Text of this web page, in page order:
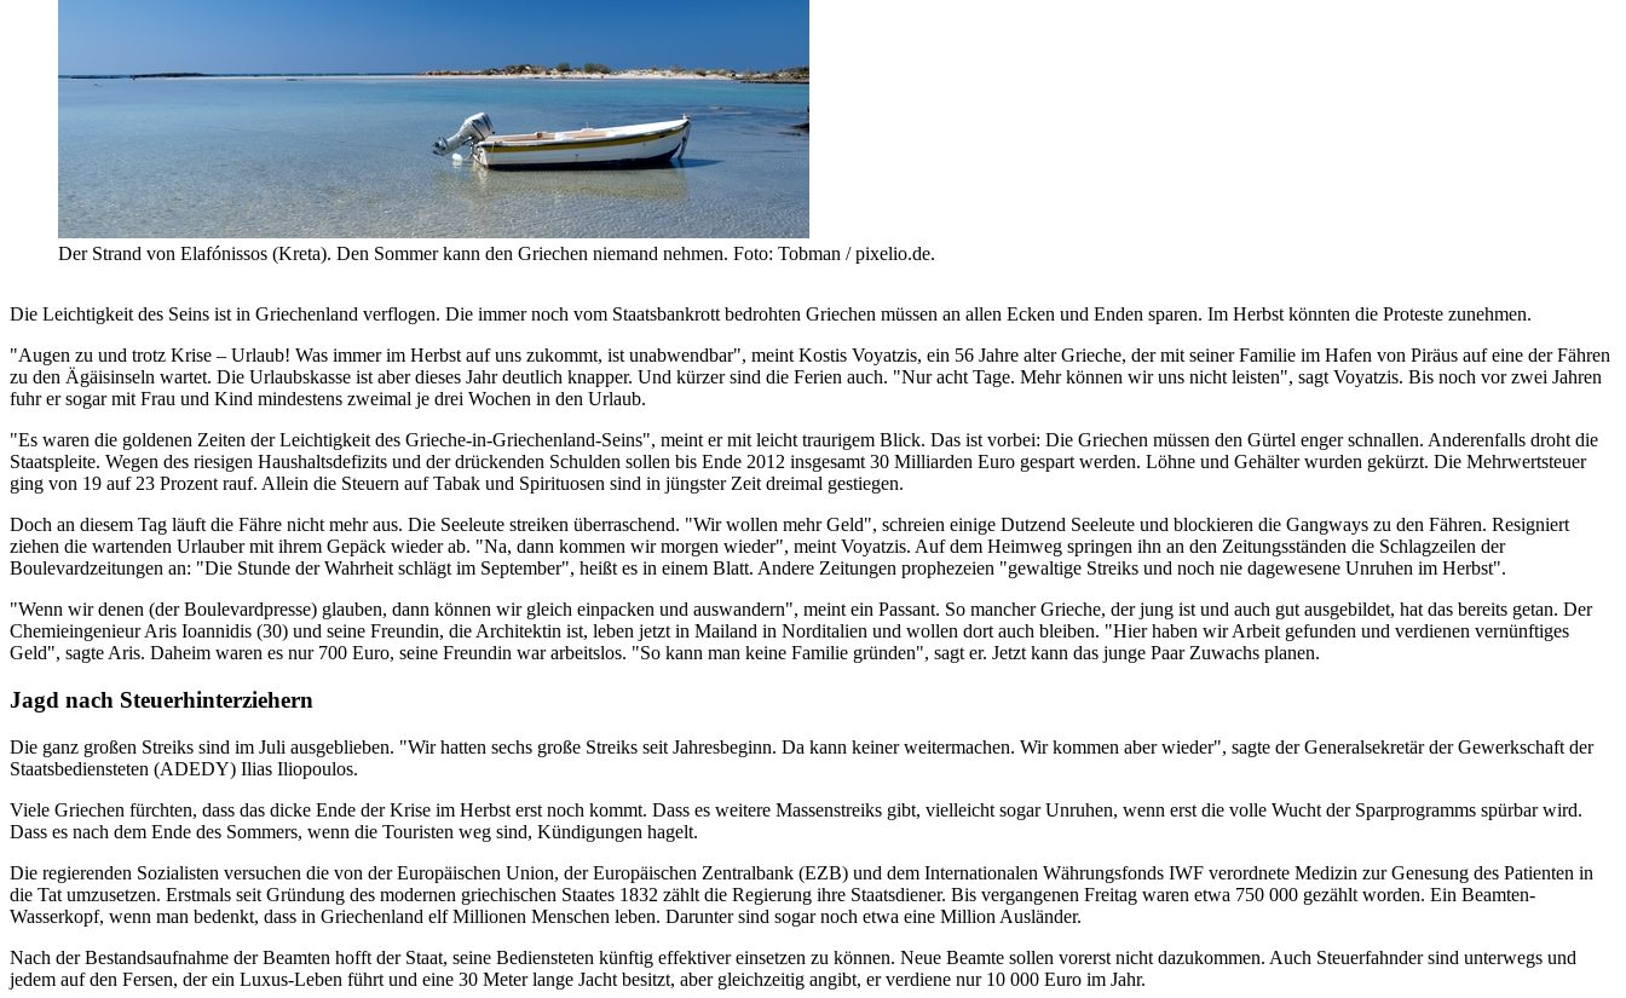
Der Strand von Elafónissos (Kreta). Den Sommer kann den Griechen niemand nehmen. Foto: Tobman / pixelio.de.
Die Leichtigkeit des Seins ist in Griechenland verflogen. Die immer noch vom Staatsbankrott bedrohten Griechen müssen an allen Ecken und Enden sparen. Im Herbst könnten die Proteste zunehmen.
"Augen zu und trotz Krise – Urlaub! Was immer im Herbst auf uns zukommt, ist unabwendbar", meint Kostis Voyatzis, ein 56 Jahre alter Grieche, der mit seiner Familie im Hafen von Piräus auf eine der Fähren
zu den Ägäisinseln wartet. Die Urlaubskasse ist aber dieses Jahr deutlich knapper. Und kürzer sind die Ferien auch. "Nur acht Tage. Mehr können wir uns nicht leisten", sagt Voyatzis. Bis noch vor zwei Jahren
fuhr er sogar mit Frau und Kind mindestens zweimal je drei Wochen in den Urlaub.
"Es waren die goldenen Zeiten der Leichtigkeit des Grieche-in-Griechenland-Seins", meint er mit leicht traurigem Blick. Das ist vorbei: Die Griechen müssen den Gürtel enger schnallen. Anderenfalls droht die
Staatspleite. Wegen des riesigen Haushaltsdefizits und der drückenden Schulden sollen bis Ende 2012 insgesamt 30 Milliarden Euro gespart werden. Löhne und Gehälter wurden gekürzt. Die Mehrwertsteuer
ging von 19 auf 23 Prozent rauf. Allein die Steuern auf Tabak und Spirituosen sind in jüngster Zeit dreimal gestiegen.
Doch an diesem Tag läuft die Fähre nicht mehr aus. Die Seeleute streiken überraschend. "Wir wollen mehr Geld", schreien einige Dutzend Seeleute und blockieren die Gangways zu den Fähren. Resigniert
ziehen die wartenden Urlauber mit ihrem Gepäck wieder ab. "Na, dann kommen wir morgen wieder", meint Voyatzis. Auf dem Heimweg springen ihn an den Zeitungsständen die Schlagzeilen der
Boulevardzeitungen an: "Die Stunde der Wahrheit schlägt im September", heißt es in einem Blatt. Andere Zeitungen prophezeien "gewaltige Streiks und noch nie dagewesene Unruhen im Herbst".
"Wenn wir denen (der Boulevardpresse) glauben, dann können wir gleich einpacken und auswandern", meint ein Passant. So mancher Grieche, der jung ist und auch gut ausgebildet, hat das bereits getan. Der
Chemieingenieur Aris Ioannidis (30) und seine Freundin, die Architektin ist, leben jetzt in Mailand in Norditalien und wollen dort auch bleiben. "Hier haben wir Arbeit gefunden und verdienen vernünftiges
Geld", sagte Aris. Daheim waren es nur 700 Euro, seine Freundin war arbeitslos. "So kann man keine Familie gründen", sagt er. Jetzt kann das junge Paar Zuwachs planen.
Jagd nach Steuerhinterziehern
Die ganz großen Streiks sind im Juli ausgeblieben. "Wir hatten sechs große Streiks seit Jahresbeginn. Da kann keiner weitermachen. Wir kommen aber wieder", sagte der Generalsekretär der Gewerkschaft der
Staatsbediensteten (ADEDY) Ilias Iliopoulos.
Viele Griechen fürchten, dass das dicke Ende der Krise im Herbst erst noch kommt. Dass es weitere Massenstreiks gibt, vielleicht sogar Unruhen, wenn erst die volle Wucht der Sparprogramms spürbar wird.
Dass es nach dem Ende des Sommers, wenn die Touristen weg sind, Kündigungen hagelt.
Die regierenden Sozialisten versuchen die von der Europäischen Union, der Europäischen Zentralbank (EZB) und dem Internationalen Währungsfonds IWF verordnete Medizin zur Genesung des Patienten in
die Tat umzusetzen. Erstmals seit Gründung des modernen griechischen Staates 1832 zählt die Regierung ihre Staatsdiener. Bis vergangenen Freitag waren etwa 750 000 gezählt worden. Ein Beamten-
Wasserkopf, wenn man bedenkt, dass in Griechenland elf Millionen Menschen leben. Darunter sind sogar noch etwa eine Million Ausländer.
Nach der Bestandsaufnahme der Beamten hofft der Staat, seine Bediensteten künftig effektiver einsetzen zu können. Neue Beamte sollen vorerst nicht dazukommen. Auch Steuerfahnder sind unterwegs und
jedem auf den Fersen, der ein Luxus-Leben führt und eine 30 Meter lange Jacht besitzt, aber gleichzeitig angibt, er verdiene nur 10 000 Euro im Jahr.